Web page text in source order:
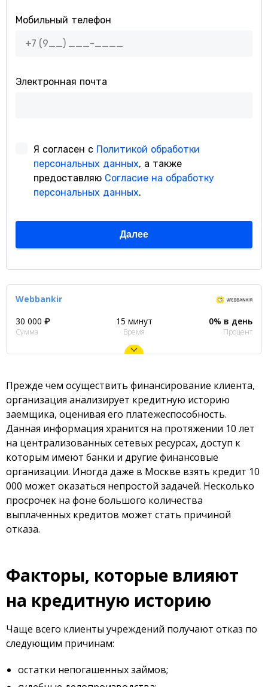
Webbankir
30 000 ₽
Сумма
15 минут
Время
0% в день
Процент
Прежде чем осуществить финансирование клиента,
организация анализирует кредитную историю
заемщика, оценивая его платежеспособность.
Данная информация хранится на протяжении 10 лет
на централизованных сетевых ресурсах, доступ к
которым имеют банки и другие финансовые
организации. Иногда даже в Москве взять кредит 10
000 может оказаться непростой задачей. Несколько
просрочек на фоне большого количества
выплаченных кредитов может стать причиной
отказа.
Факторы, которые влияют
на кредитную историю
Чаще всего клиенты учреждений получают отказ по
следующим причинам:
остатки непогашенных займов;